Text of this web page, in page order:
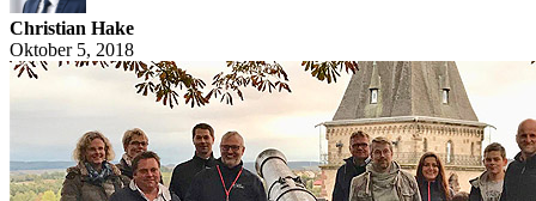
Christian Hake
Oktober 5, 2018